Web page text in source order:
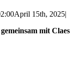
April 15th, 2025|
mit Claes